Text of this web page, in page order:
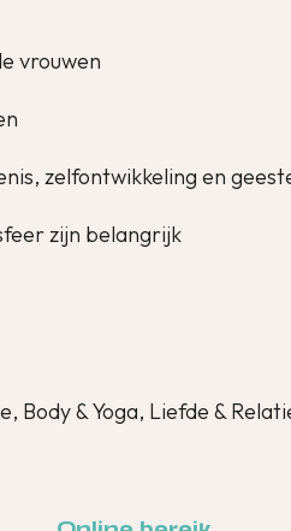
vrouwen
zelfontwikkeling en
zijn belangrijk
Body & Yoga, Liefde &